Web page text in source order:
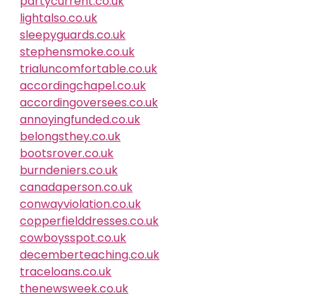
lightalso.co.uk
sleepyguards.co.uk
stephensmoke.co.uk
trialuncomfortable.co.uk
accordingchapel.co.uk
accordingoversees.co.uk
annoyingfunded.co.uk
belongsthey.co.uk
bootsrover.co.uk
burndeniers.co.uk
canadaperson.co.uk
conwayviolation.co.uk
copperfielddresses.co.uk
cowboysspot.co.uk
decemberteaching.co.uk
traceloans.co.uk
thenewsweek.co.uk